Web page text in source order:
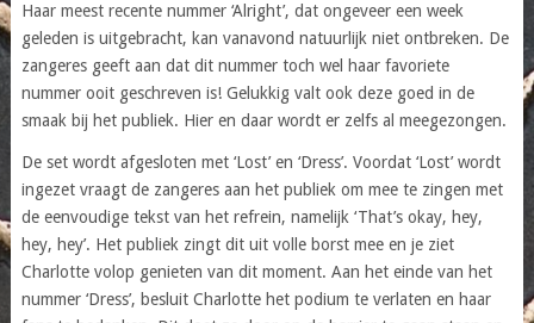
Haar meest recente nummer ‘Alright’, dat ongeveer een week
geleden is uitgebracht, kan vanavond natuurlijk niet ontbreken. De
zangeres geeft aan dat dit nummer toch wel haar favoriete
nummer ooit geschreven is! Gelukkig valt ook deze goed in de
smaak bij het publiek. Hier en daar wordt er zelfs al meegezongen.
De set wordt afgesloten met ‘Lost’ en ‘Dress’. Voordat ‘Lost’ wordt
ingezet vraagt de zangeres aan het publiek om mee te zingen met
de eenvoudige tekst van het refrein, namelijk ‘That’s okay, hey,
hey, hey’. Het publiek zingt dit uit volle borst mee en je ziet
Charlotte volop genieten van dit moment. Aan het einde van het
nummer ‘Dress’, besluit Charlotte het podium te verlaten en haar